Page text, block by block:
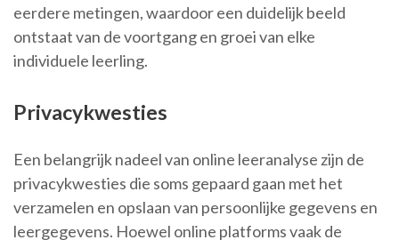
eerdere metingen, waardoor een duidelijk beeld
ontstaat van de voortgang en groei van elke
individuele leerling.
Privacykwesties
Een belangrijk nadeel van online leeranalyse zijn de
privacykwesties die soms gepaard gaan met het
verzamelen en opslaan van persoonlijke gegevens en
leergegevens. Hoewel online platforms vaak de